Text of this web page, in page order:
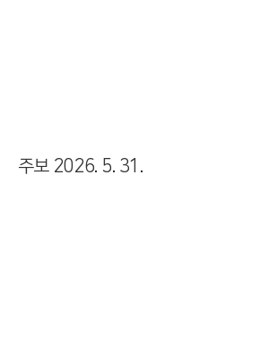
주보 2026. 5. 31.